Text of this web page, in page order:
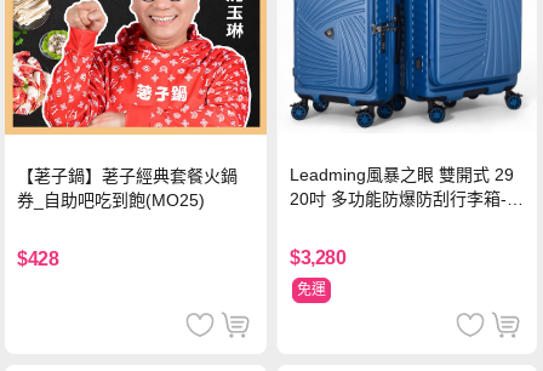
【荖子鍋】荖子經典套餐火鍋
券_自助吧吃到飽(MO25)
$428
Leadming風暴之眼 雙開式 29
20吋 多功能防爆防刮行李箱-海
$3,280
免運